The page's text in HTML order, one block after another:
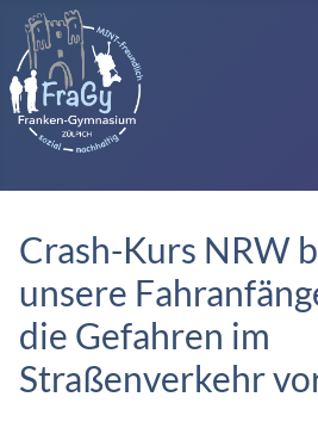
Crash-Kurs NRW
unsere
die Gefahren im
Straßenverkehr